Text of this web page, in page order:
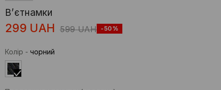
В’єтнамки
299 UAH 599 UAH -50%
Колір - чорний